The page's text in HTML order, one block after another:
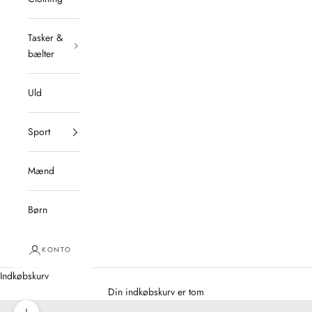
Tasker &
bælter
Uld
Sport
Mænd
Børn
KONTO
Indkøbskurv
Din indkøbskurv er tom